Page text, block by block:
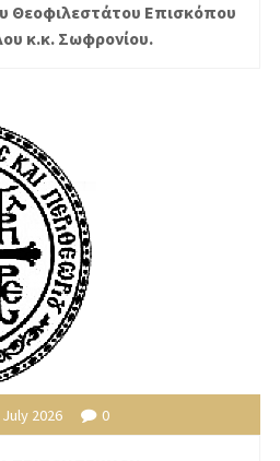
Θεοφιλεστάτου Επισκόπου
κ.κ. Σωφρονίου.
2026 0